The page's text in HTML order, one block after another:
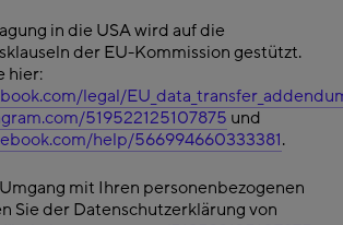
in die USA wird auf die
der EU-Kommission gestützt.
hier:
legal/
519522125107875 und
help/566994660333381.
mit Ihren personenbezogenen
Sie der Datenschutzerklärung von